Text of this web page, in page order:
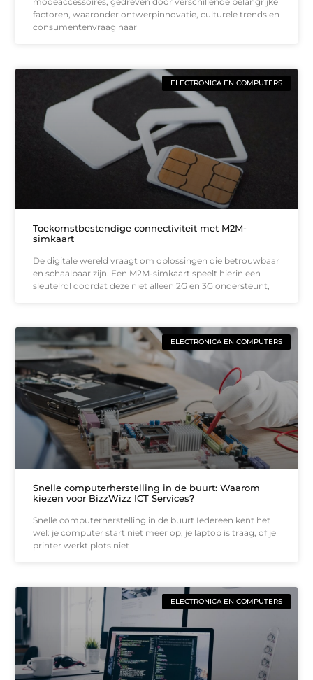
factoren, waaronder ontwerpinnovatie, culturele trends en
consumentenvraag naar
ELECTRONICA EN COMPUTERS
Toekomstbestendige connectiviteit met M2M-
simkaart
De digitale wereld vraagt om oplossingen die betrouwbaar
en schaalbaar zijn. Een M2M-simkaart speelt hierin een
sleutelrol doordat deze niet alleen 2G en 3G ondersteunt,
ELECTRONICA EN COMPUTERS
Snelle computerherstelling in de buurt: Waarom
kiezen voor BizzWizz ICT Services?
Snelle computerherstelling in de buurt Iedereen kent het
wel: je computer start niet meer op, je laptop is traag, of je
printer werkt plots niet
ELECTRONICA EN COMPUTERS